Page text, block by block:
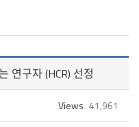
연구자 (HCR) 선정
Views 41,961